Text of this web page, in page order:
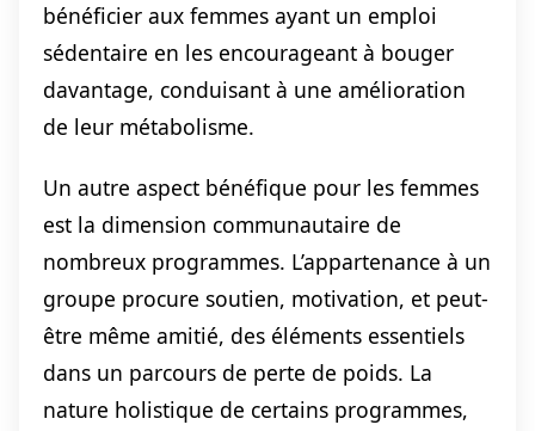
bénéficier aux femmes ayant un emploi
sédentaire en les encourageant à bouger
davantage, conduisant à une amélioration
de leur métabolisme.
Un autre aspect bénéfique pour les femmes
est la dimension communautaire de
nombreux programmes. L’appartenance à un
groupe procure soutien, motivation, et peut-
être même amitié, des éléments essentiels
dans un parcours de perte de poids. La
nature holistique de certains programmes,